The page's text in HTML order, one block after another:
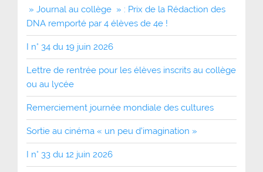
» Journal au collège » : Prix de la Rédaction des
DNA remporté par 4 élèves de 4e !
I n° 34 du 19 juin 2026
Lettre de rentrée pour les élèves inscrits au collège
ou au lycée
Remerciement journée mondiale des cultures
Sortie au cinéma « un peu d’imagination »
I n° 33 du 12 juin 2026